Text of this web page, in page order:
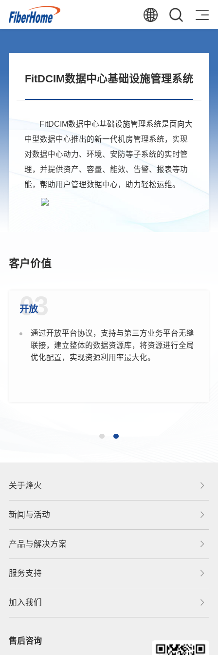
FitDCIM数据中心基础设施管理系统
FitDCIM数据中心基础设施管理系统是面向大
中型数据中心推出的新一代机房管理系统，实现
对数据中心动力、环境、安防等子系统的实时管
理，并提供资产、容量、能效、告警、报表等功
能，帮助用户管理数据中心，助力轻松运维。
客户价值
03
开放
通过开放平台协议，支持与第三方业务平台无缝
联接，建立整体的数据资源库，将资源进行全局
优化配置，实现资源利用率最大化。
关于烽火
新闻与活动
产品与解决方案
服务支持
加入我们
售后咨询